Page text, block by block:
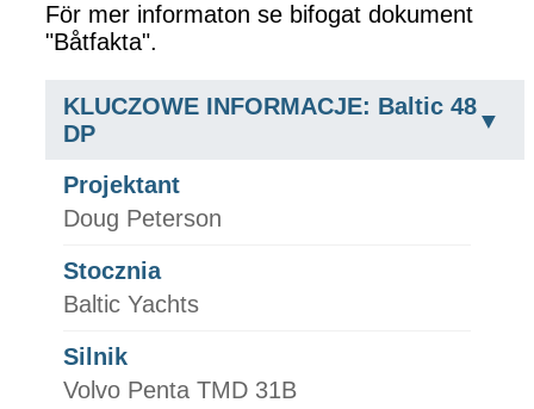
För mer informaton se bifogat dokument
"Båtfakta".
KLUCZOWE INFORMACJE: Baltic 48
DP
Projektant
Doug Peterson
Stocznia
Baltic Yachts
Silnik
Volvo Penta TMD 31B